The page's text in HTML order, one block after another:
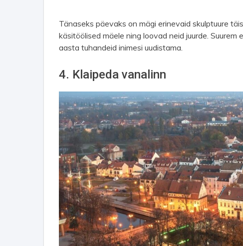
Tänaseks päevaks on mägi erinevaid skulptuure
käsitöölised mäele ning loovad neid juurde. Suurem
aasta tuhandeid inimesi uudistama.
4. Klaipeda vanalinn